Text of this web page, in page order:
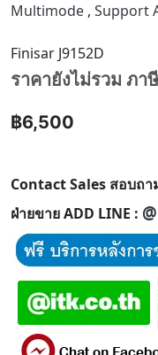
Multimode , Support
Finisar J9152D
ราคายังไม่รวม ภา
฿6,500
Contact Sales สอบถา
ฝ่ายขาย ADD LINE :